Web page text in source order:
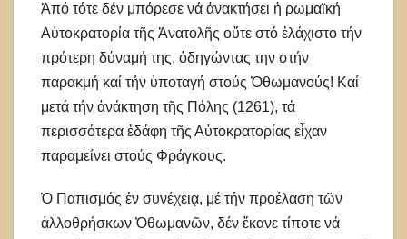
Ἀπό τότε δέν μπόρεσε νά ἀνακτήσει ἡ ρωμαϊκή
Αὐτοκρατορία τῆς Ἀνατολῆς οὔτε στό ἐλάχιστο τήν
πρότερη δύναμή της, ὁδηγώντας την στήν
παρακμή καί τήν ὑποταγή στούς Ὀθωμανούς! Καί
μετά τήν ἀνάκτηση τῆς Πόλης (1261), τά
περισσότερα ἐδάφη τῆς Αὐτοκρατορίας εἶχαν
παραμείνει στούς Φράγκους.
Ὁ Παπισμός ἐν συνέχειᾳ, μέ τήν προέλαση τῶν
ἀλλοθρήσκων Ὀθωμανῶν, δέν ἔκανε τίποτε νά